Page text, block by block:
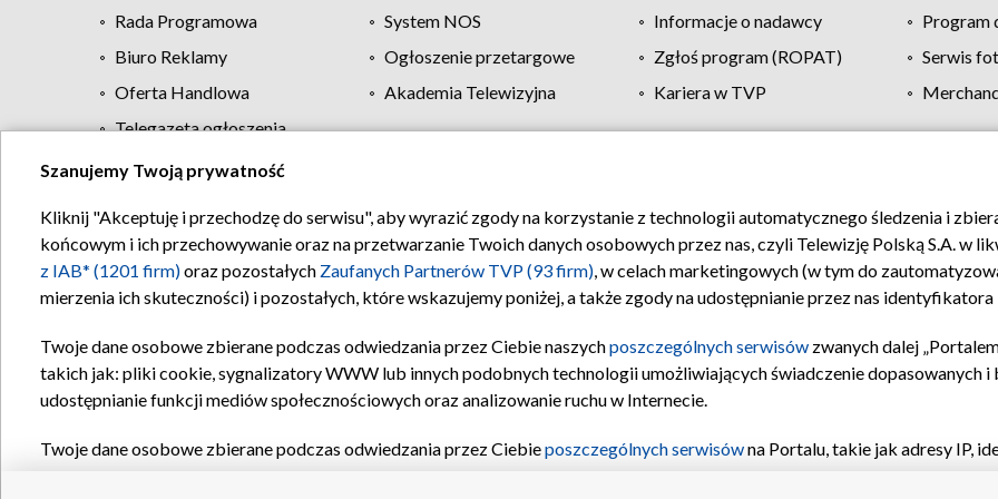
Rada Programowa System NOS Informacje o nadawcy
Program
Biuro Reklamy
Ogłoszenie przetargowe Zgłoś program (ROPAT)
Serwis
Oferta Handlowa
Akademia Telewizyjna Kariera w TVP
Telegazeta ogłoszenia
Regulamin TVP Polityka prywatności Moje zgody Pomoc Biuro
Szanujemy Twoją prywatność
Kliknij "Akceptuję i przechodzę do serwisu", aby wyrazić zgody na korzystanie z technologii automatycznego śledzenia i
końcowym i ich przechowywanie oraz na przetwarzanie Twoich danych osobowych przez nas, czyli Telewizję Polską S.A. w
z IAB* (1201 firm)oraz pozostałych Zaufanych Partnerów TVP (93 firm), w celach marketingowych (w tym do
mierzenia ich skuteczności) i pozostałych, które wskazujemy poniżej, a także zgody na udostępnianie przez nas
Twoje dane osobowe zbierane podczas odwiedzania przez Ciebie naszychposzczególnych serwisów zwanych dalej
takich jak: pliki cookie, sygnalizatory WWW lub innych podobnych technologii umożliwiających świadczenie dopasowanych i
udostępnianie funkcji mediów społecznościowych oraz analizowanie ruchu w Internecie.
Twoje dane osobowe zbierane podczas odwiedzania przez Ciebieposzczególnych serwisówna Portalu, takie jak adresy IP,